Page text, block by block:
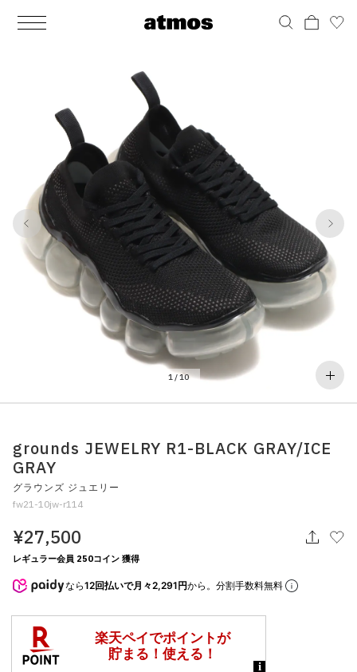
MEN
バッグ
アクセサリー
その他
アディダス ピックアップ
シューズ
サンダル
その他
すべてのシューズ
ライフスタイルランニング
ウェア
アウター
パンツ
ソックス
アンダーウェア
水着
すべてのウェア
バッグ
バックパック / リュック
ショルダー / メッセンジャーバッグ
トート / エコバッグ
クラッチ / セカンドバッグ
ウエストバッグ
その他
すべてのバッグ
アクセサリー
グッズ / アクセサリー
その他
すべてのアクセサリー
その他
おもちゃ / フィギュア
その他
すべてのその他
WOMENS
バッグ
アクセサリー
その他
アディダス ピックアップ
シューズ
サンダル / パンプス
その他
すべてのシューズ
ライフスタイルランニング
ウェア
アウター
パンツ
ワンピース
スカート
ソックス
アンダーウェア
すべてのウェア
バッグ
バックパック / リュック
ショルダー / メッセンジャーバッグ
トート / エコバッグ
クラッチ / セカンドバッグ
ウエストバッグ
その他
すべてのバッグ
アクセサリー
グッズ / アクセサリー
その他
すべてのアクセサリー
その他
おもちゃ / フィギュア
その他
すべてのその他
1 /10
1 10
grounds JEWELRY R1-BLACK GRAY/ICE
GRAY
グラウンズ ジュエリー
fw21-10jw-r114
¥27,500
レギュラー会員 250コイン 獲得
なら12回払いで月々2,291円から。分割手数料無料